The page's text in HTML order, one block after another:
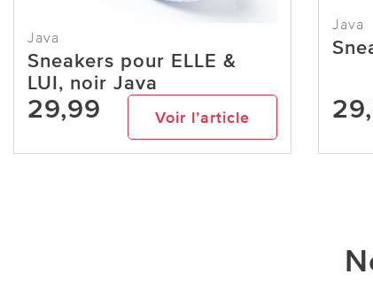
Java
Sneakers pour ELLE &
LUI, noir Java
29,99 Voir l’article
Java